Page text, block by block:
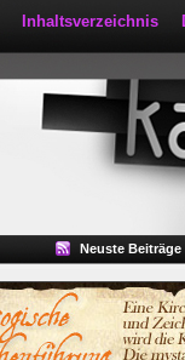
Inhaltsverzeichnis
Neuste Beiträge